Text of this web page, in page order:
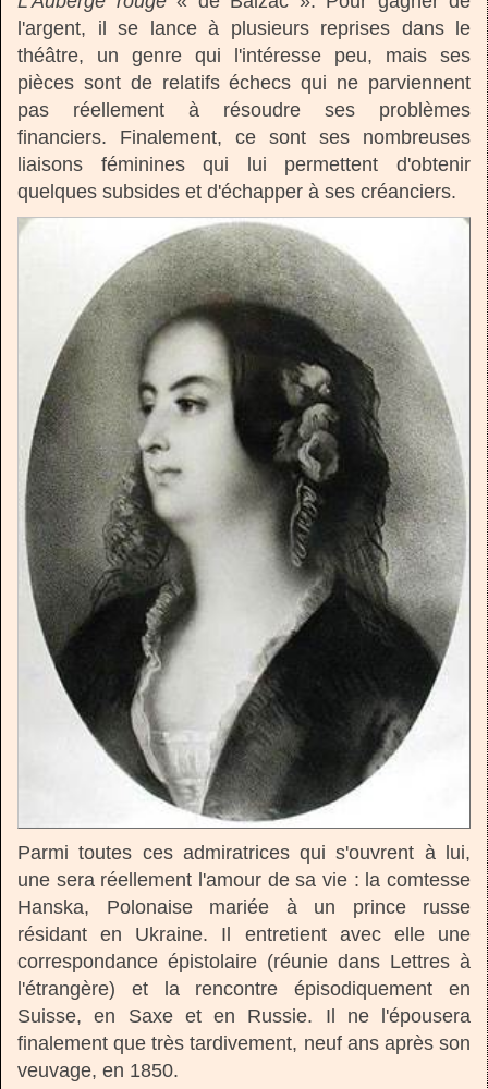
l'argent, il se lance à plusieurs reprises dans le
théâtre, un genre qui l'intéresse peu, mais ses
pièces sont de relatifs échecs qui ne parviennent
pas réellement à résoudre ses problèmes
financiers. Finalement, ce sont ses nombreuses
liaisons féminines qui lui permettent d'obtenir
quelques subsides et d'échapper à ses créanciers.
Parmi toutes ces admiratrices qui s'ouvrent à lui,
une sera réellement l'amour de sa vie : la comtesse
Hanska, Polonaise mariée à un prince russe
résidant en Ukraine. Il entretient avec elle une
correspondance épistolaire (réunie dans Lettres à
l'étrangère) et la rencontre épisodiquement en
Suisse, en Saxe et en Russie. Il ne l'épousera
finalement que très tardivement, neuf ans après son
veuvage, en 1850.